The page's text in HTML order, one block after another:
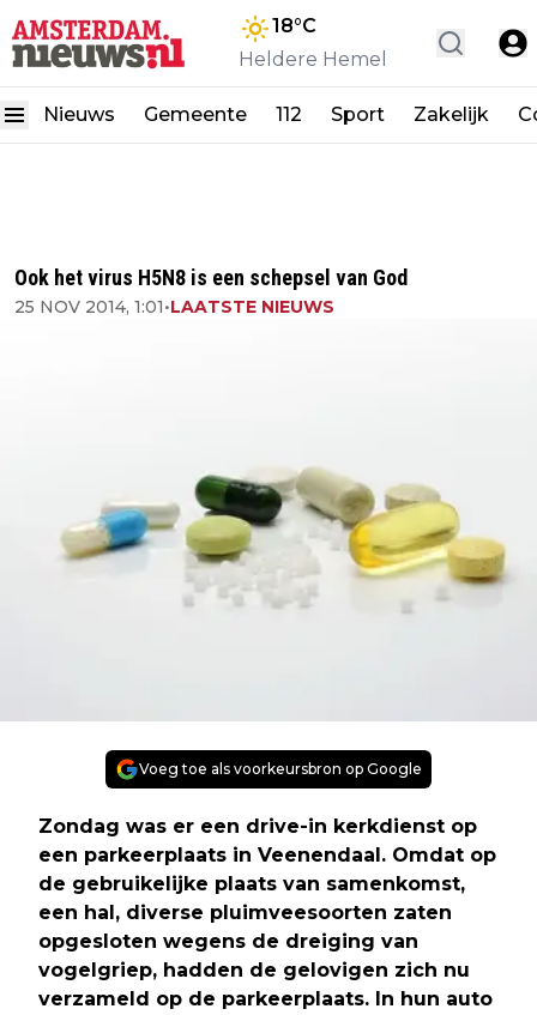
18°C
Heldere Hemel
Nieuws Gemeente 112 Sport Zakelijk
Ook het virus H5N8 is een schepsel van God
25 NOV 2014, 1:01•LAATSTE NIEUWS
Voeg toe als voorkeursbron op Google
Zondag was er een drive-in kerkdienst op
een parkeerplaats in Veenendaal. Omdat op
de gebruikelijke plaats van samenkomst,
een hal, diverse pluimveesoorten zaten
opgesloten wegens de dreiging van
vogelgriep, hadden de gelovigen zich nu
verzameld op de parkeerplaats. In hun auto